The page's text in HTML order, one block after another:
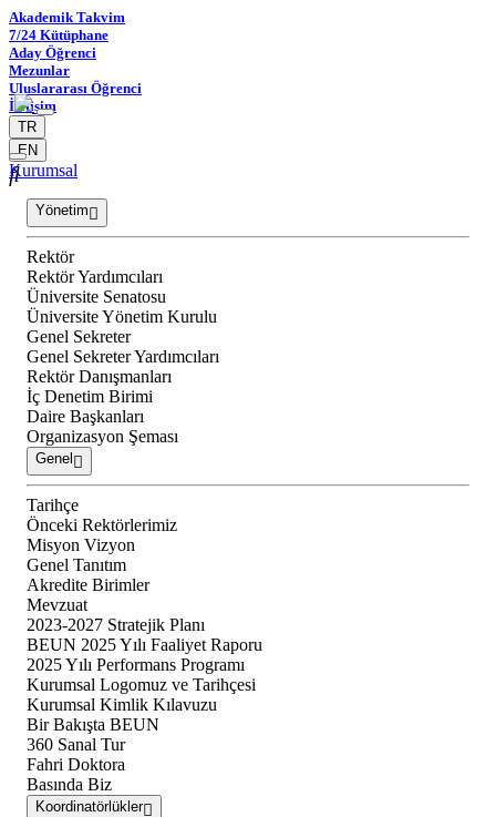
Akademik Takvim
7/24 Kütüphane
Aday Öğrenci
Mezunlar
Uluslararası Öğrenci
İletişim
TR
EN
Kurumsal
Yönetim
Rektör
Rektör Yardımcıları
Üniversite Senatosu
Üniversite Yönetim Kurulu
Genel Sekreter
Genel Sekreter Yardımcıları
Rektör Danışmanları
İç Denetim Birimi
Daire Başkanları
Organizasyon Şeması
Genel
Tarihçe
Önceki Rektörlerimiz
Misyon Vizyon
Genel Tanıtım
Akredite Birimler
Mevzuat
2023-2027 Stratejik Planı
BEUN 2025 Yılı Faaliyet Raporu
2025 Yılı Performans Programı
Kurumsal Logomuz ve Tarihçesi
Kurumsal Kimlik Kılavuzu
Bir Bakışta BEUN
360 Sanal Tur
Fahri Doktora
Basında Biz
Koordinatörlükler